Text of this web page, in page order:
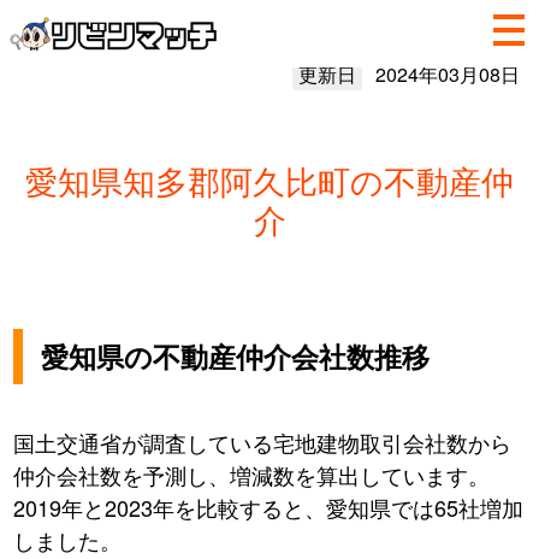
更新日 2024年03月08日
愛知県知多郡阿久比町の不動産仲
介
愛知県の不動産仲介会社数推移
国土交通省が調査している宅地建物取引会社数から
仲介会社数を予測し、増減数を算出しています。
2019年と2023年を比較すると、愛知県では65社増加
しました。